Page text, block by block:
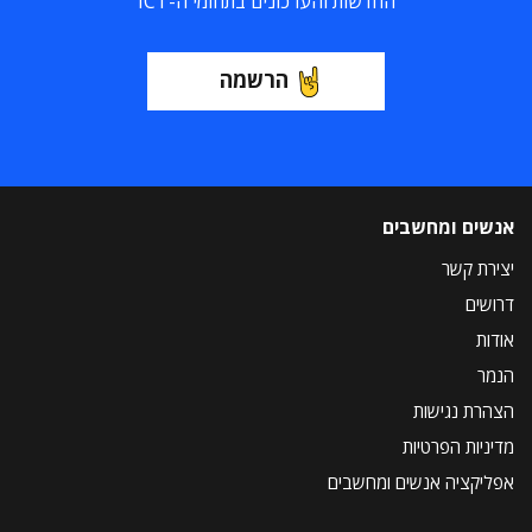
הרשמה
אנשים ומחשבים
יצירת קשר
דרושים
אודות
הנמר
הצהרת נגישות
מדיניות הפרטיות
אפליקציה אנשים ומחשבים